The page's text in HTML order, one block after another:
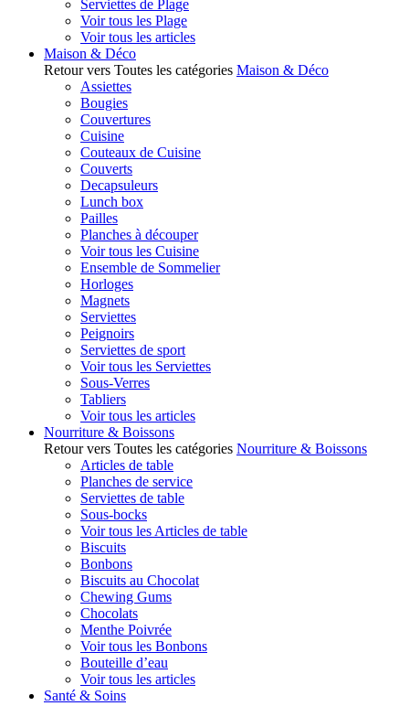
Serviettes de Plage
Voir tous les Plage
Voir tous les articles
Maison & Déco
Retour vers Toutes les catégories Maison & Déco
Assiettes
Bougies
Couvertures
Cuisine
Couteaux de Cuisine
Couverts
Decapsuleurs
Lunch box
Pailles
Planches à découper
Voir tous les Cuisine
Ensemble de Sommelier
Horloges
Magnets
Serviettes
Peignoirs
Serviettes de sport
Voir tous les Serviettes
Sous-Verres
Tabliers
Voir tous les articles
Nourriture & Boissons
Retour vers Toutes les catégories Nourriture & Boissons
Articles de table
Planches de service
Serviettes de table
Sous-bocks
Voir tous les Articles de table
Biscuits
Bonbons
Biscuits au Chocolat
Chewing Gums
Chocolats
Menthe Poivrée
Voir tous les Bonbons
Bouteille d’eau
Voir tous les articles
Santé & Soins